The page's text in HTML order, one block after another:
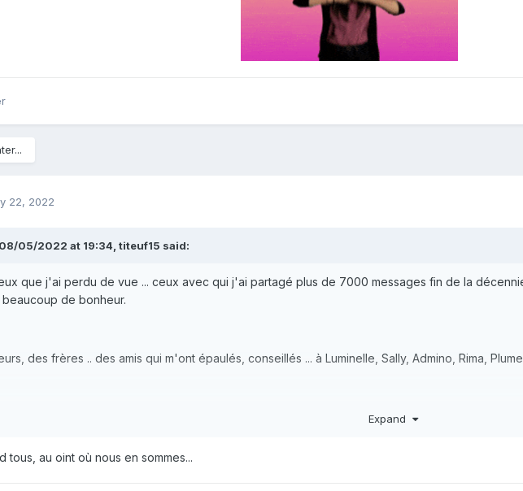
22, 2022
05/2022 at 19:34, titeuf15 said:
que j'ai perdu de vue ... ceux avec qui j'ai partagé plus de 7000 messages fin de la
beaucoup de bonheur.
des frères .. des amis qui m'ont épaulés, conseillés ... à Luminelle, Sally, Admino, Rima,
Expand
tous, au oint où nous en sommes...